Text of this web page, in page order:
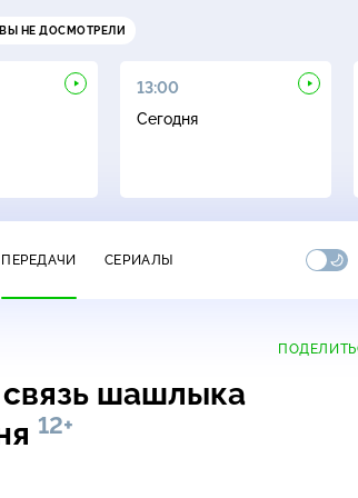
ВЫ НЕ ДОСМОТРЕЛИ
13:00
Сегодня
ПЕРЕДАЧИ СЕРИАЛЫ
шашлыка
12+